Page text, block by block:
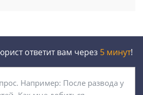
ответит вам через 5 минут!